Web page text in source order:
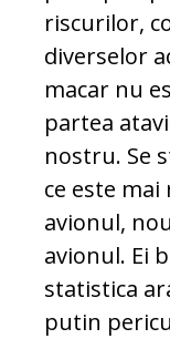
riscurilor,
diverselor
macar nu
partea
nostru. Se
ce este
avionul,
avionul. Ei
statistica
putin